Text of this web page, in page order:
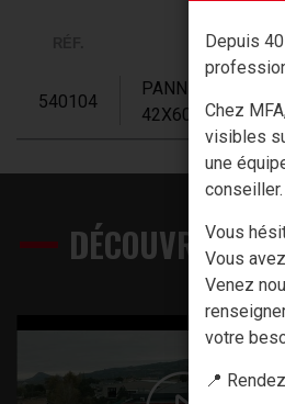
540104
PANNEAU /
42X60CM
DÉCOUVREZ
Depuis
Chez
visibles
une
conseiller.
Vous
Vous
Venez
votre
📍